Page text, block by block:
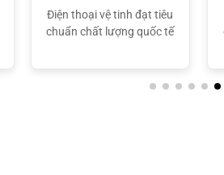
tế
Điện thoại vệ tinh đạt tiêu
chuẩn chất lượng quốc tế